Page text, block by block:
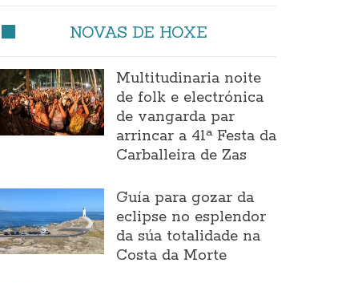
NOVAS DE HOXE
Multitudinaria noite
de folk e electrónica
de vangarda par
arrincar a 41ª Festa da
Carballeira de Zas
Guía para gozar da
eclipse no esplendor
da súa totalidade na
Costa da Morte